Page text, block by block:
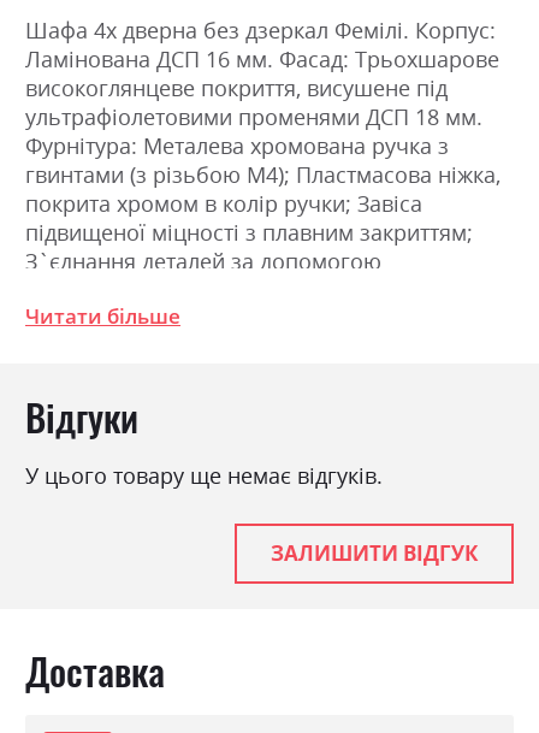
Шафа 4х дверна без дзеркал Фемілі. Корпус:
Ламінована ДСП 16 мм. Фасад: Трьохшарове
високоглянцеве покриття, висушене під
ультрафіолетовими променями ДСП 18 мм.
Фурнітура: Металева хромована ручка з
гвинтами (з різьбою М4); Пластмасова ніжка,
покрита хромом в колір ручки; Завіса
підвищеної міцності з плавним закриттям;
З`єднання деталей за допомогою
Ширина 178.8см, Висота 210.4см, Глибина
Фабрика:
Колір (Фасад):
білий глянець
білий глянець
мінімалізм, модерн
Читати більше
Відгуки
У цього товару ще немає відгуків.
ЗАЛИШИТИ ВІДГУК
Доставка